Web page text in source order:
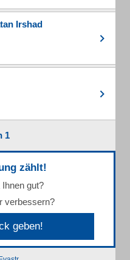
Irshad
1
zählt!
gut?
verbessern?
geben!